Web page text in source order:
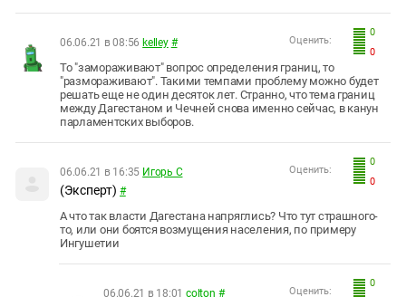
0
0
Оценить:
06.06.21 в 08:56 kelley #
То "замораживают" вопрос определения границ, то
"размораживают". Такими темпами проблему можно будет
решать еще не один десяток лет. Странно, что тема границ
между Дагестаном и Чечней снова именно сейчас, в канун
парламентских выборов.
0
0
Оценить:
06.06.21 в 16:35 Игорь С
(Эксперт) #
А что так власти Дагестана напряглись? Что тут страшного-
то, или они боятся возмущения населения, по примеру
Ингушетии
0
Оценить:
06.06.21 в 18:01 colton #